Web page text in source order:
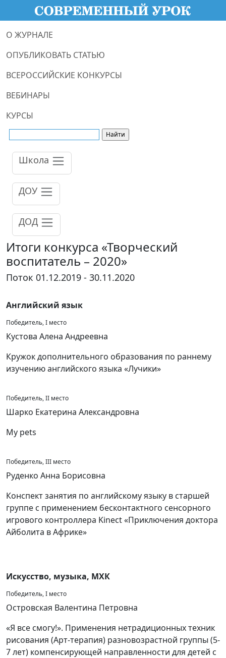
О ЖУРНАЛЕ
ОПУБЛИКОВАТЬ СТАТЬЮ
ВСЕРОССИЙСКИЕ КОНКУРСЫ
ВЕБИНАРЫ
КУРСЫ
Школа
ДОУ
ДОД
Итоги конкурса «Творческий
воспитатель – 2020»
Поток 01.12.2019 - 30.11.2020
Английский язык
Победитель, I место
Кустова Алена Андреевна
Кружок дополнительного образования по раннему
изучению английского языка «Лучики»
Победитель, II место
Шарко Екатерина Александровна
My pets
Победитель, III место
Руденко Анна Борисовна
Конспект занятия по английскому языку в старшей
группе с применением бесконтактного сенсорного
игрового контроллера Kinect «Приключения доктора
Айболита в Африке»
Искусство, музыка, МХК
Победитель, I место
Островская Валентина Петровна
«Я все смогу!». Применения нетрадиционных техник
рисования (Арт-терапия) разновозрастной группы (5-
7 лет) компенсирующей направленности для детей с